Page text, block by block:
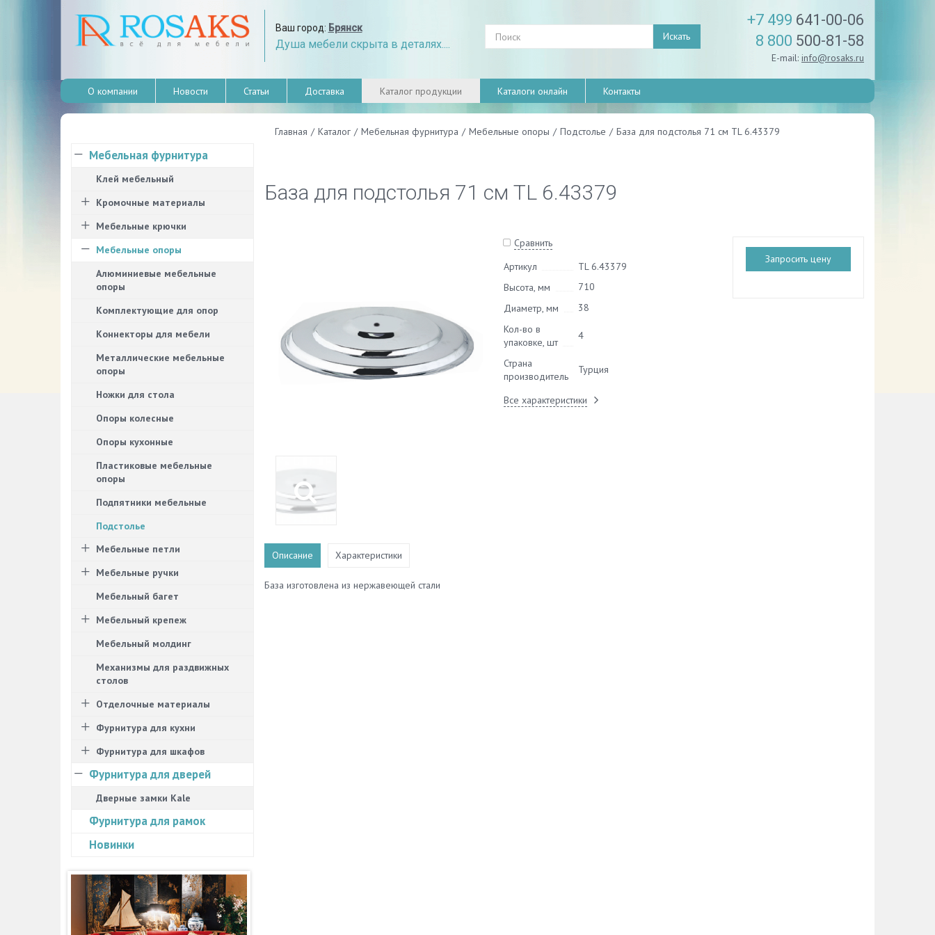
Ваш город: Брянск
Душа мебели скрыта в деталях....
Искать
+7 499 641-00-06
8 800 500-81-58
E-mail: info@rosaks.ru
О компании Новости Статьи Доставка Каталог продукции Каталоги онлайн Контакты
Главная / Каталог / Мебельная фурнитура / Мебельные опоры / Подстолье / База для подстолья 71 см TL 6.43379
База для подстолья 71 см TL 6.43379
Сравнить
Артикул
TL 6.43379
Высота, мм
710
Диаметр, мм
38
Кол-во в
упаковке, шт
4
Страна
производитель
Турция
Все характеристики
Запросить цену
Описание Характеристики
База изготовлена из нержавеющей стали
Мебельная фурнитура
Клей мебельный
Кромочные материалы
Мебельные крючки
Мебельные опоры
Алюминиевые мебельные
опоры
Комплектующие для опор
Коннекторы для мебели
Металлические мебельные
опоры
Ножки для стола
Опоры колесные
Опоры кухонные
Пластиковые мебельные
опоры
Подпятники мебельные
Подстолье
Мебельные петли
Мебельные ручки
Мебельный багет
Мебельный крепеж
Мебельный молдинг
Механизмы для раздвижных
столов
Отделочные материалы
Фурнитура для кухни
Фурнитура для шкафов
Фурнитура для дверей
Дверные замки Kale
Фурнитура для рамок
Новинки